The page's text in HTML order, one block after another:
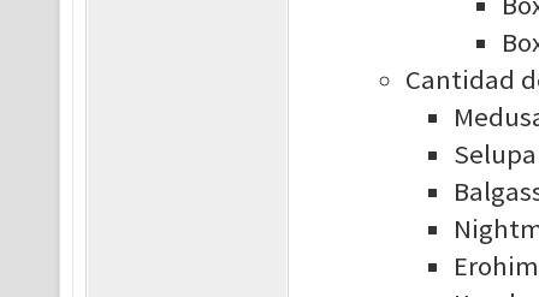
Cantidad